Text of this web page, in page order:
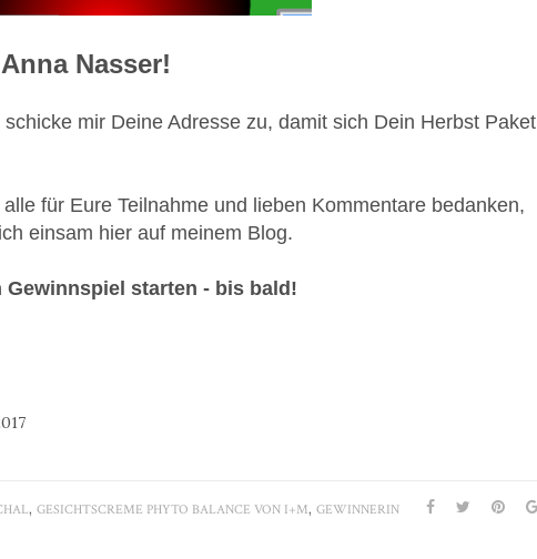
Anna Nasser!
mir Deine Adresse zu, damit sich Dein Herbst Paket
für Eure Teilnahme und lieben Kommentare bedanken,
einsam hier auf meinem Blog.
starten - bis bald!
, GESICHTSCREME PHYTO BALANCE VON I+M, GEWINNERIN